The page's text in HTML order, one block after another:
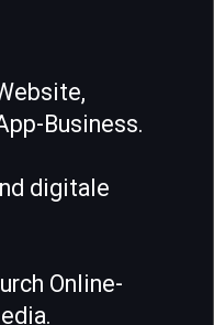
Business.
digitale
Online-